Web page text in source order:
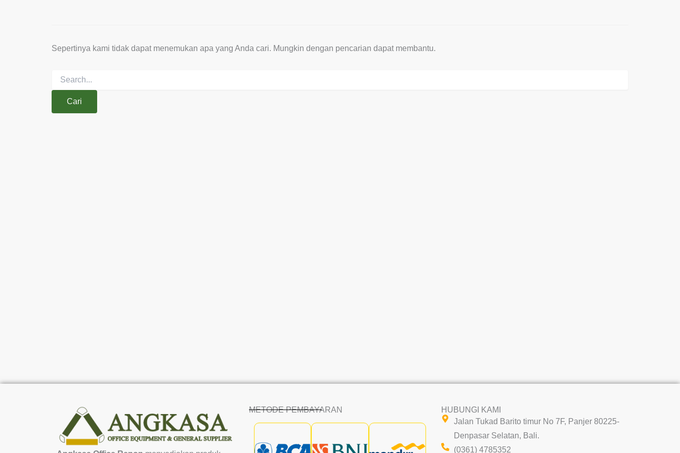
Sepertinya kami tidak dapat menemukan apa yang Anda cari. Mungkin dengan pencarian dapat membantu.
METODE PEMBAYARAN
HUBUNGI KAMI
Jalan Tukad Barito timur No 7F, Panjer 80225-
Denpasar Selatan, Bali.
(0361) 4785352